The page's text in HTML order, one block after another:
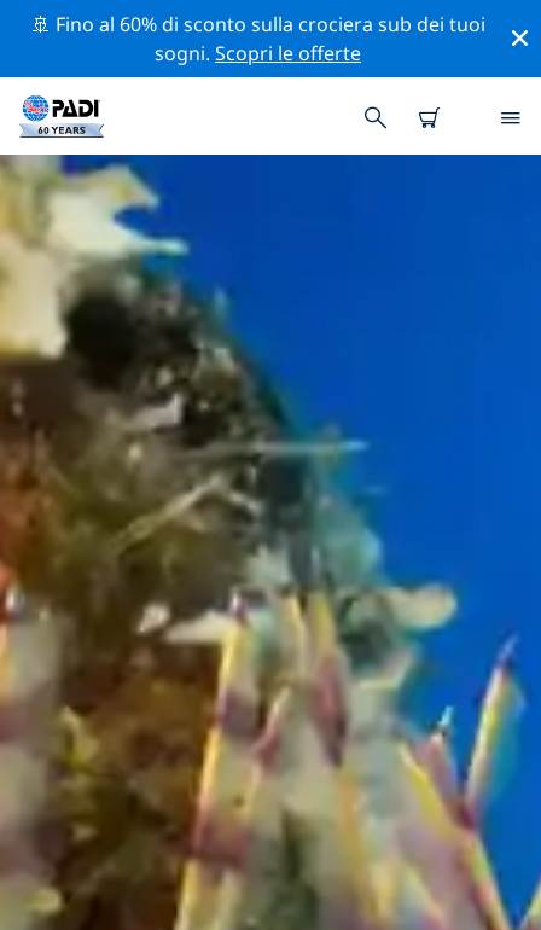
🚢 Fino al 60% di sconto sulla crociera sub dei tuoi
sogni.Scopri le offerte